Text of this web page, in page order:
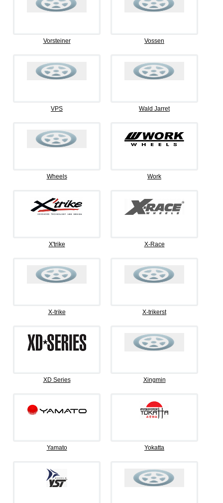
Vorsteiner Vossen
VPS Wald Jarret
Wheels Work
X'trike X-Race
X-trike X-trikerst
XD Series Xingmin
Yamato Yokatta